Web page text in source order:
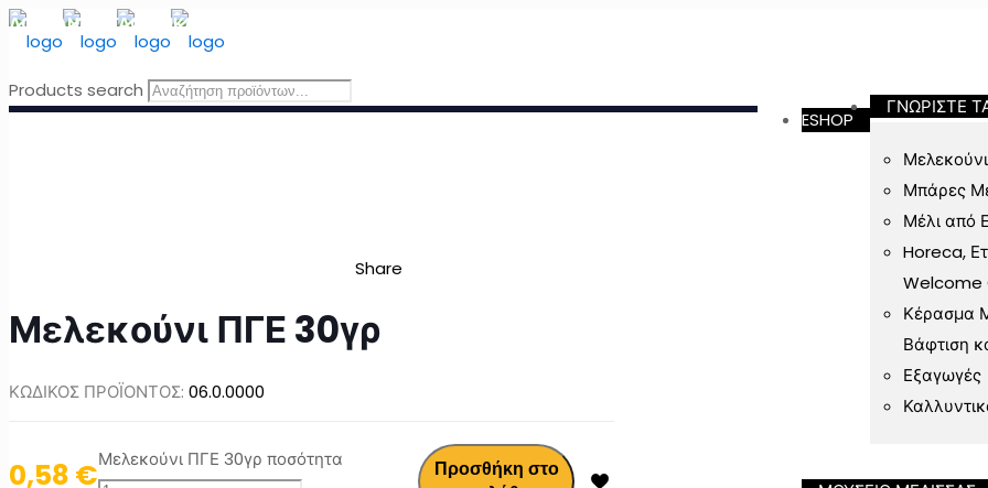
ΔΩΡΕΑΝ ΜΕΤΑΦΟΡΙΚΑ
ESHOP
ΓΝΩΡΙΣΤΕ
Μπάρες
Μέλι από
Horeca,
Welcome
Κέρασμα
Βάφτιση
Εξαγωγές
Products search
Share
Μελεκούνι ΠΓΕ 30γρ
ΚΩΔΙΚΟΣ ΠΡΟΪΟΝΤΟΣ: 06.0.0000
0,58 €Μελεκούνι ΠΓΕ 30γρ ποσότητα
Προσθήκη στο